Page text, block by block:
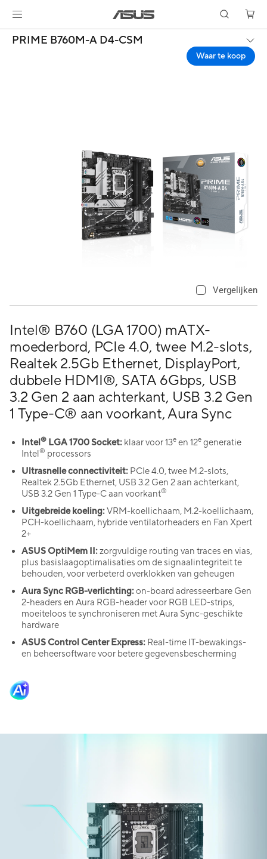
PRIME B760M-A D4-CSM
Waar te koop
Intel® B760 (LGA 1700) mATX-
moederbord, PCIe 4.0, twee M.2-slots,
Realtek 2.5Gb Ethernet, DisplayPort,
dubbele HDMI®, SATA 6Gbps, USB
3.2 Gen 2 aan achterkant, USB 3.2 Gen
1 Type-C® aan voorkant, Aura Sync
Intel® LGA 1700 Socket: klaar voor 13e en 12e generatie
Intel® processors
Ultrasnelle connectiviteit: PCIe 4.0, twee M.2-slots,
Realtek 2.5Gb Ethernet, USB 3.2 Gen 2 aan achterkant,
USB 3.2 Gen 1 Type-C aan voorkant®
Uitgebreide koeling:VRM-koellichaam, M.2-koellichaam,
PCH-koellichaam, hybride ventilatorheaders en Fan Xpert
2+
ASUS OptiMem II:zorgvuldige routing van traces en vias,
plus basislaagoptimalisaties om de signaalintegriteit te
behouden, voor verbeterd overklokken van geheugen
Aura Sync RGB-verlichting:on-board adresseerbare Gen
2-headers en Aura RGB-header voor RGB LED-strips,
moeiteloos te synchroniseren met Aura Sync-geschikte
hardware
ASUS Control Center Express: Real-time IT-bewakings-
en beheersoftware voor betere gegevensbescherming
Vergelijken